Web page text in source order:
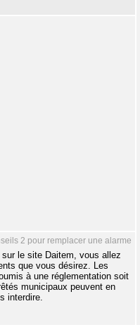
2 pour remplacer une alarme
le site Daitem, vous allez
que vous désirez. Les
à une réglementation soit
municipaux peuvent en
interdire.